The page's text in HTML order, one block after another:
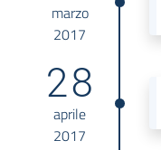
marzo
2017
28
aprile
2017